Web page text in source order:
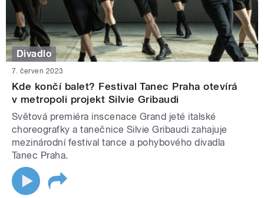
Divadlo
7. červen 2023
Kde končí balet? Festival Tanec Praha otevírá
v metropoli projekt Silvie Gribaudi
Světová premiéra inscenace Grand jeté italské
choreografky a tanečnice Silvie Gribaudi zahajuje
mezinárodní festival tance a pohybového divadla
Tanec Praha.